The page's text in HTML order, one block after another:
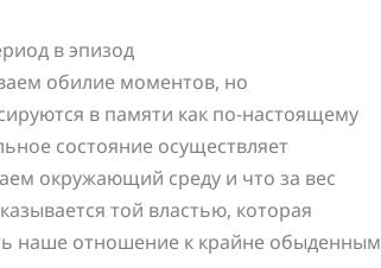
в эпизод
обилие моментов, но
в памяти как по-настоящему
состояние осуществляет
окружающий среду и что за вес
той властью, которая
наше отношение к крайне обыденным